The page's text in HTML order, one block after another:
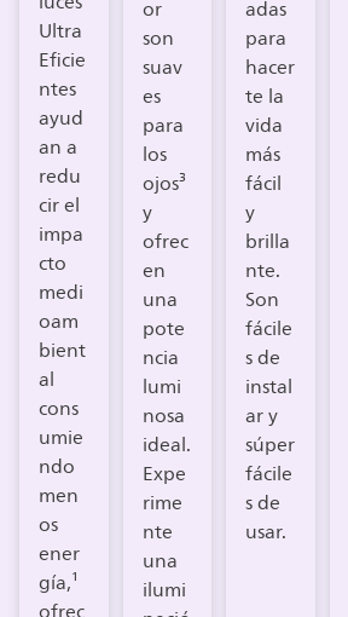
Ultra
Eficie
ntes
ayud
an a
redu
cir el
impa
cto
medi
oam
bient
al
cons
umie
ndo
men
os
ener
gía,¹
or
son
suav
es
para
los
ojos³
y
ofrec
en
una
pote
ncia
lumi
nosa
ideal.
Expe
rime
nte
una
ilumi
adas
para
hacer
te la
vida
más
fácil
y
brilla
nte.
Son
fácile
s de
instal
ar y
súper
fácile
s de
usar.